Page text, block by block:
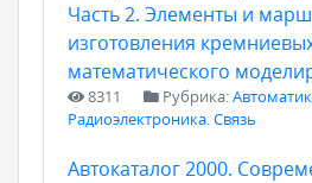
Часть 2. Элементы и
изготовления
математического
8311 Рубрика:
Радиоэлектроника. Связь
Автокаталог 2000.